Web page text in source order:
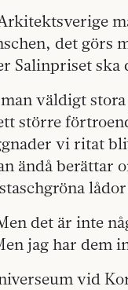
det görs
Salinpriset ska
väldigt
större
vi ritat
ändå berättar
det är inte
jag har dem
vid